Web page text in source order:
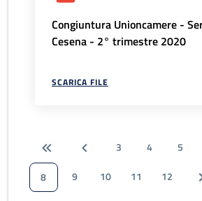
Congiuntura Unioncamere -
Cesena - 2° trimestre 2020
SCARICA FILE
3 4 5
8
9 10 11 12